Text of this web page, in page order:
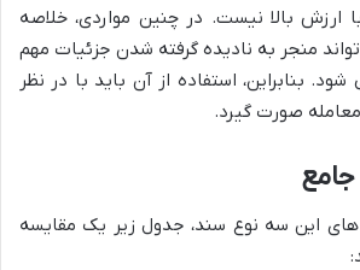
ارزش بالا نیست. در چنین مواردی، خلاصه
منجر به نادیده گرفته شدن جزئیات مهم
بنابراین، استفاده از آن باید با در نظر
صورت گیرد.
های این سه نوع سند، جدول زیر یک مقایسه